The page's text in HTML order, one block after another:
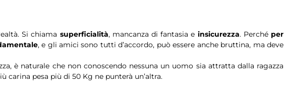
Si chiama superficialità, mancanza di fantasia e insicurezza. Perché per
, e gli amici sono tutti d’accordo, può essere anche bruttina, ma deve
è naturale che non conoscendo nessuna un uomo sia attratta dalla ragazza
carina pesa più di 50 Kg ne punterà un’altra.